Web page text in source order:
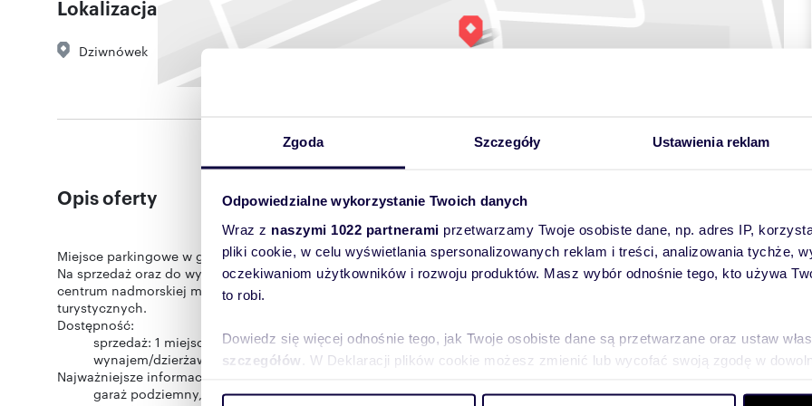
Zgoda Szczegóły Ustawienia reklam
Odpowiedzialne wykorzystanie Twoich danych
Wraz z naszymi 1022 partnerami przetwarzamy Twoje osobiste dane, np. adres IP,
pliki cookie, w celu wyświetlania spersonalizowanych reklam i treści, analizowania tychże,
oczekiwaniom użytkowników i rozwoju produktów. Masz wybór odnośnie tego, kto używa
to robi.
Dowiedz się więcej odnośnie tego, jak Twoje osobiste dane są przetwarzane oraz ustaw
szczegółów . W Deklaracji plików cookie możesz zmienić lub wycofać swoją zgodę w
Lokalizacja
Dziwnówek
Opis oferty
Miejsce parkingowe w garażu podziemnym | Dziwnówek | ul. Morska 12 | Centrum | Idealne również inwestycyjnie
Na sprzedaż oraz do wynajęcia miejsca parkingowe w hali garażowej przy ul. Morskiej 12 w Dziwnówku — w ścisłym
centrum nadmorskiej miejscowości, zaledwie kilka minut spacerem od plaży, apartamentów oraz głównych punktów
turystycznych.
Dostępność:
sprzedaż: 1 miejsce parkingowe,
wynajem/dzierżawa: łącznie 5 miejsc parkingowych.
Najważniejsze informacje:
garaż podziemny,